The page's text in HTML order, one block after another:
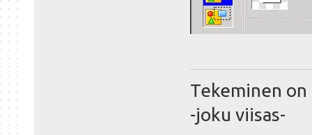
Tekeminen
-joku viisas-